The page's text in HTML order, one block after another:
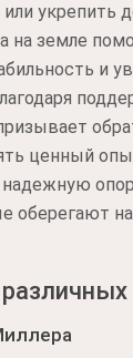
укрепить
на земле
и
ценный
надежную
оберегают